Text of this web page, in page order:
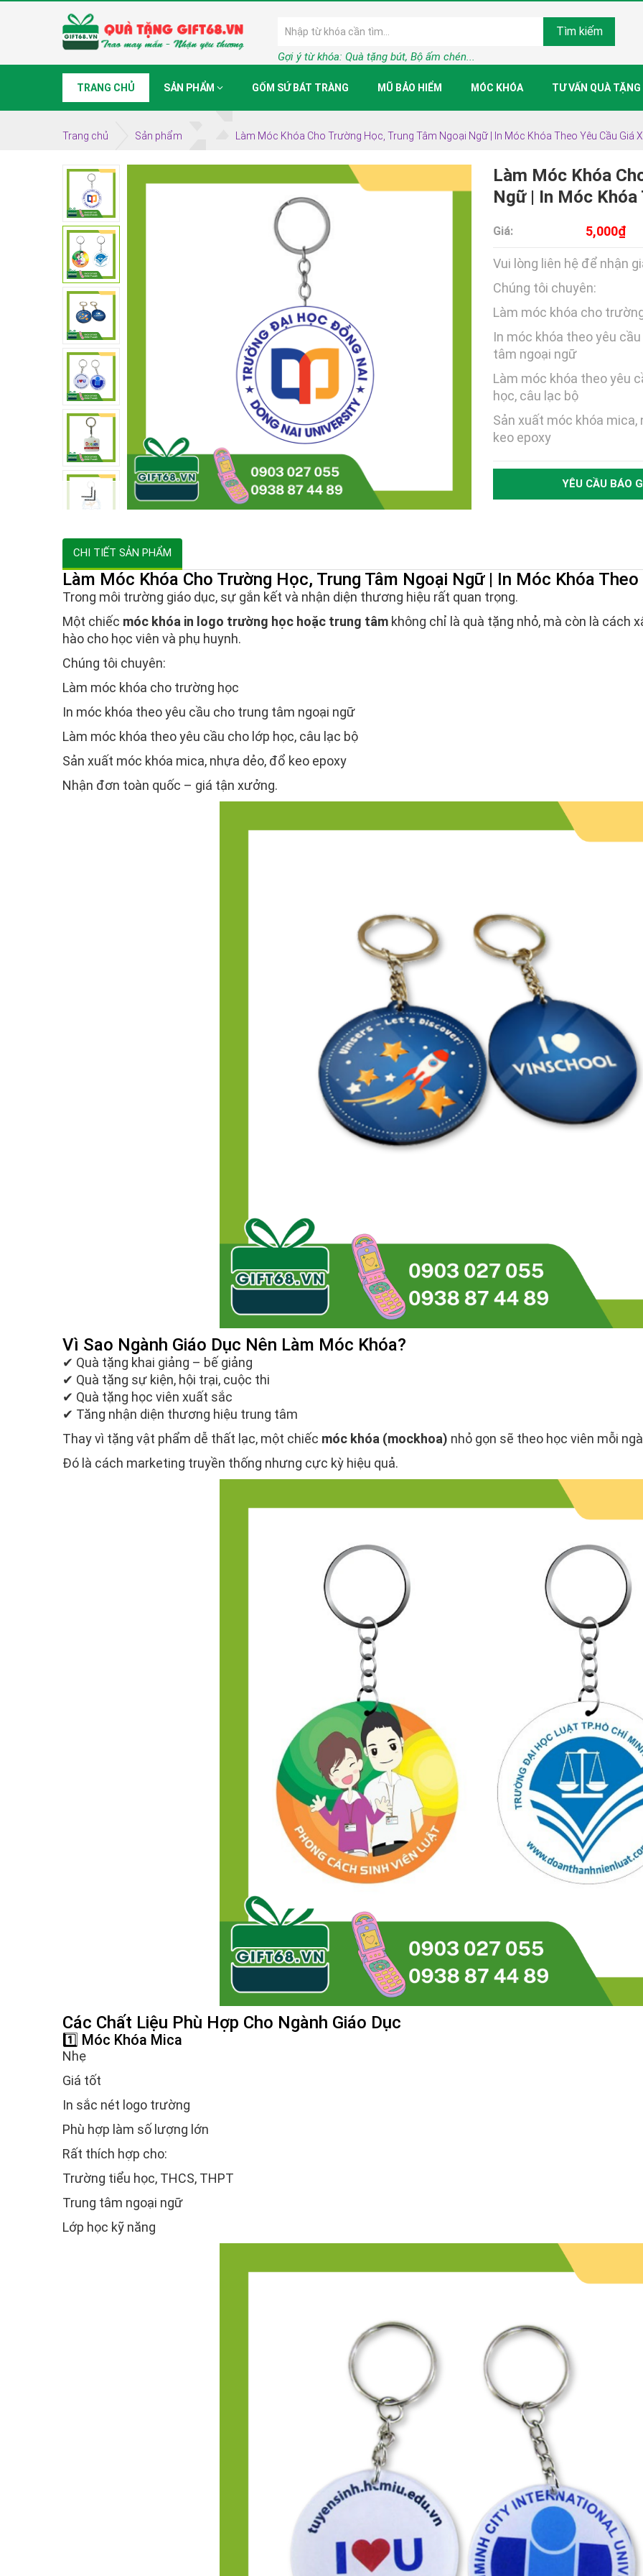
Tìm kiếm
Gợi ý từ khóa: Quà tặng bút, Bộ ấm chén...
TRANG CHỦ SẢN PHẨM GỐM SỨ BÁT TRÀNG MŨ BẢO HIỂM MÓC KHÓA TƯ VẤN QUÀ TẶNG
Trang chủ Sản phẩm Làm Móc Khóa Cho Trường Học, Trung Tâm Ngoại Ngữ | In Móc Khóa Theo Yêu Cầu Giá
Làm Móc Khóa
Ngữ | In Móc Khóa
Giá: 5,000₫
Vui lòng liên hệ để nhận
Chúng tôi chuyên:
Làm móc khóa cho
In móc khóa theo yêu
tâm ngoại ngữ
Làm móc khóa theo yêu
học, câu lạc bộ
Sản xuất móc khóa mica,
keo epoxy
YÊU CẦU BÁO
CHI TIẾT SẢN PHẨM
Làm Móc Khóa Cho Trường Học, Trung Tâm Ngoại Ngữ | In Móc Khóa Theo
Trong môi trường giáo dục, sự gắn kết và nhận diện thương hiệu rất quan trọng.
Một chiếc móc khóa in logo trường học hoặc trung tâm không chỉ là quà tặng nhỏ, mà còn là cách
hào cho học viên và phụ huynh.
Chúng tôi chuyên:
Làm móc khóa cho trường học
In móc khóa theo yêu cầu cho trung tâm ngoại ngữ
Làm móc khóa theo yêu cầu cho lớp học, câu lạc bộ
Sản xuất móc khóa mica, nhựa dẻo, đổ keo epoxy
Nhận đơn toàn quốc – giá tận xưởng.
Vì Sao Ngành Giáo Dục Nên Làm Móc Khóa?
✔ Quà tặng khai giảng – bế giảng
✔ Quà tặng sự kiện, hội trại, cuộc thi
✔ Quà tặng học viên xuất sắc
✔ Tăng nhận diện thương hiệu trung tâm
Thay vì tặng vật phẩm dễ thất lạc, một chiếc móc khóa (mockhoa) nhỏ gọn sẽ theo học viên mỗi
Đó là cách marketing truyền thống nhưng cực kỳ hiệu quả.
Các Chất Liệu Phù Hợp Cho Ngành Giáo Dục
1️⃣ Móc Khóa Mica
Nhẹ
Giá tốt
In sắc nét logo trường
Phù hợp làm số lượng lớn
Rất thích hợp cho:
Trường tiểu học, THCS, THPT
Trung tâm ngoại ngữ
Lớp học kỹ năng